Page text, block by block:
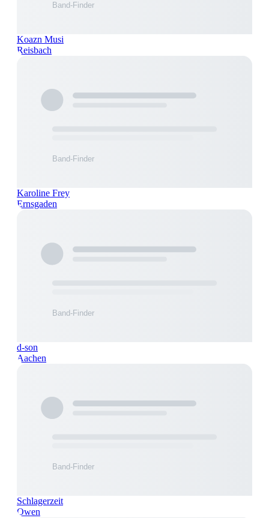
Koazn Musi
Reisbach
Karoline Frey
Ernsgaden
d-son
Aachen
Schlagerzeit
Owen